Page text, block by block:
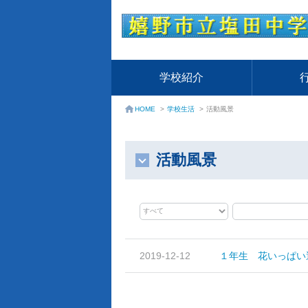
学校紹介
HOME > 学校生活 > 活動風景
活動風景
2019-12-12 １年生 花いっぱい